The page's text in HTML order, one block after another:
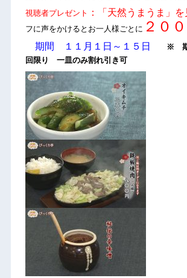
視聴者プレゼント ：「天然うまうま」を
フに声をかけるとお一人様ごとに ２０
期間 １１月１日～１５日
※ 期
回限り 一皿のみ割れ引き可